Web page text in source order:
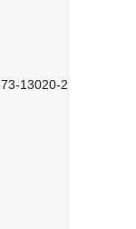
13020-2601